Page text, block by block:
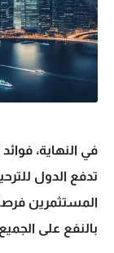
في النهاية، فوائد
تدفع الدول
المستثمرين
بالنفع على